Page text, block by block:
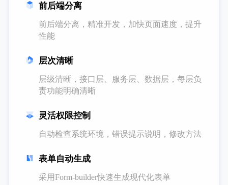
前后端分离
前后端分离，精准开发，加快页面速度，提升
性能
层次清晰
层级清晰，接口层、服务层、数据层，每层负
责功能明确清晰
灵活权限控制
自动检查系统环境，错误提示说明，修改方法
表单自动生成
采用Form-builder快速生成现代化表单